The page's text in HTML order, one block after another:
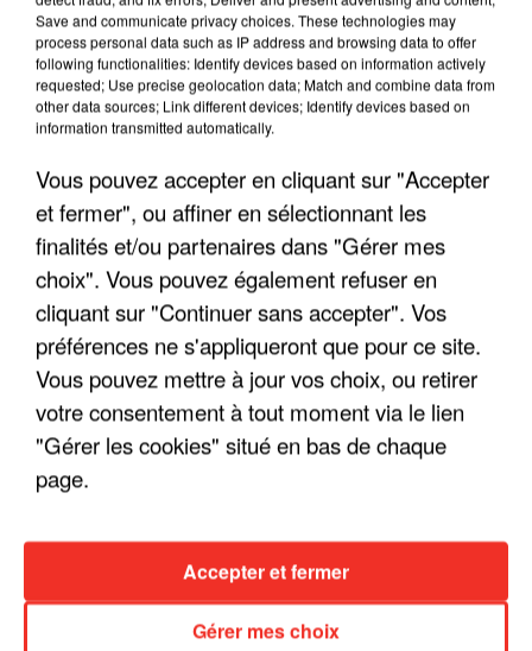
ENFOIRÉS"
"ON N'EST PAS DES PARENTS
PARFAITS"
"JE RESPIRE MIEUX SUR SCÈNE" -
INTERVIEW CHANTE FRANCE AVEC
Save and communicate privacy choices. These technologies may
process personal data such as IP address and browsing data to offer
following functionalities: Identify devices based on information actively
requested; Use precise geolocation data; Match and combine data from
other data sources; Link different devices; Identify devices based on
information transmitted automatically.
Vous pouvez accepter en cliquant sur "Accepter
et fermer", ou affiner en sélectionnant les
finalités et/ou partenaires dans "Gérer mes
choix". Vous pouvez également refuser en
cliquant sur "Continuer sans accepter". Vos
préférences ne s'appliqueront que pour ce site.
Vous pouvez mettre à jour vos choix, ou retirer
votre consentement à tout moment via le lien
"Gérer les cookies" situé en bas de chaque
page.
Gérer mes choix
Accepter et fermer